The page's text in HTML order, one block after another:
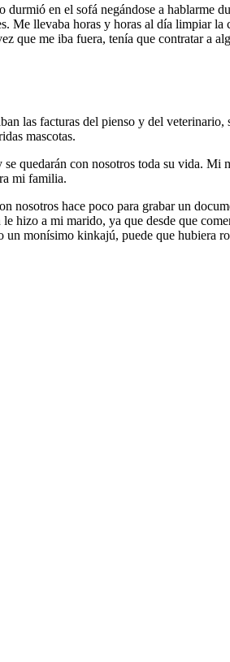
en el sofá negándose a hablarme
Me llevaba horas y horas al día limpiar
que me iba fuera, tenía que contratar a
las facturas del pienso y del
mascotas.
quedarán con nosotros toda su vida.
mi familia.
nosotros hace poco para grabar un
hizo a mi marido, ya que desde que
monísimo kinkajú, puede que hubiera